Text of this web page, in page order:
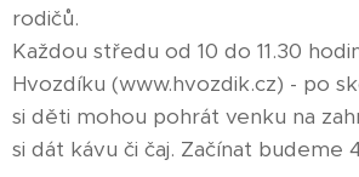
rodičů.
Každou středu od 10 do 11.30
Hvozdíku (www.hvozdik.cz) - po
si děti mohou pohrát venku na
si dát kávu či čaj. Začínat budeme